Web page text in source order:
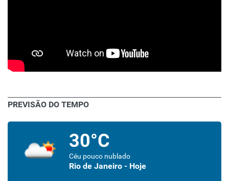
PREVISÃO DO TEMPO
30°C
Céu pouco nublado
Rio de Janeiro - Hoje